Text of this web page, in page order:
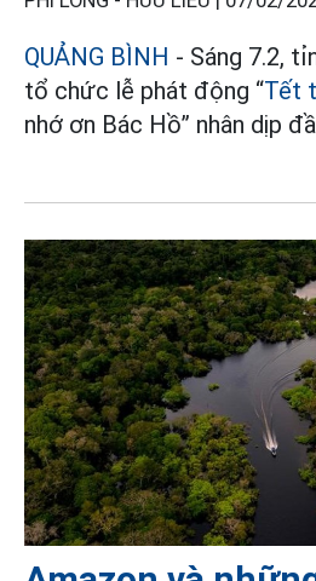
QUẢNG BÌNH - Sáng 7.2,
tổ chức lễ phát động “Tết
nhớ ơn Bác Hồ” nhân dịp